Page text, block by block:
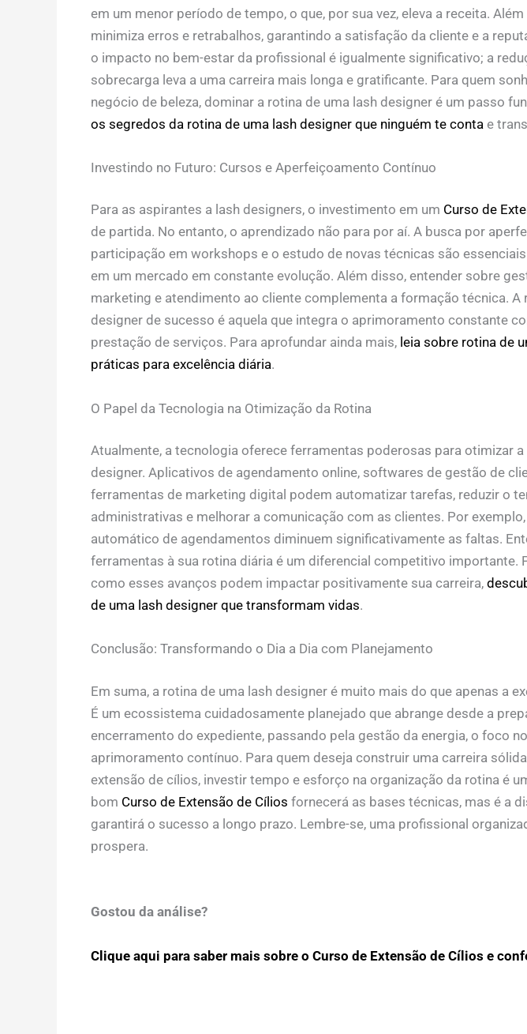
em um menor período de tempo, o que, por sua vez, eleva a receita.
minimiza erros e retrabalhos, garantindo a satisfação da cliente e a
o impacto no bem-estar da profissional é igualmente significativo; a
sobrecarga leva a uma carreira mais longa e gratificante. Para quem
negócio de beleza, dominar a rotina de uma lash designeré um passo
os segredos da rotina de uma lash designer que ninguém te conta e
Investindo no Futuro: Cursos e Aperfeiçoamento Contínuo
Para as aspirantes a lash designers, o investimento em um Curso de
de partida. No entanto, o aprendizado não para por aí. A busca por
participação em workshops e o estudo de novas técnicas são
em um mercado em constante evolução. Além disso, entender sobre
marketing e atendimento ao cliente complementa a formação técnica. A
designerde sucesso é aquela que integra o aprimoramento constante
prestação de serviços. Para aprofundar ainda mais, leia sobre rotina de
práticas para excelência diária.
O Papel da Tecnologia na Otimização da Rotina
Atualmente, a tecnologia oferece ferramentas poderosas para otimizar a
designer. Aplicativos de agendamento online, softwares de gestão de
ferramentas de marketing digital podem automatizar tarefas, reduzir o
administrativas e melhorar a comunicação com as clientes. Por
automático de agendamentos diminuem significativamente as faltas.
ferramentas à sua rotina diária é um diferencial competitivo importante.
como esses avanços podem impactar positivamente sua carreira,
de uma lash designer que transformam vidas.
Conclusão: Transformando o Dia a Dia com Planejamento
Em suma, a rotina de uma lash designeré muito mais do que apenas a
É um ecossistema cuidadosamente planejado que abrange desde a
encerramento do expediente, passando pela gestão da energia, o foco
aprimoramento contínuo. Para quem deseja construir uma carreira
extensão de cílios, investir tempo e esforço na organização da rotina é
bom Curso de Extensão de Cílios fornecerá as bases técnicas, mas é a
garantirá o sucesso a longo prazo. Lembre-se, uma profissional
prospera.
Gostou da análise?
Clique aqui para saber mais sobre o Curso de Extensão de Cílios e